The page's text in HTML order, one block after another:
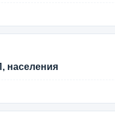
населения